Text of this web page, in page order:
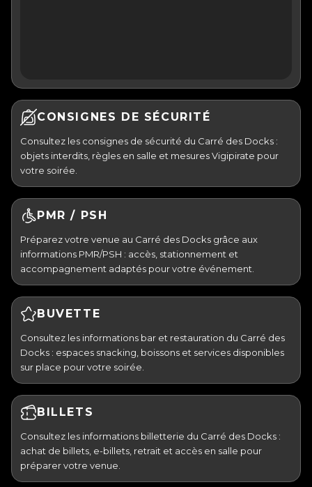
CONSIGNES DE SÉCURITÉ
Consultez les consignes de sécurité du Carré des Docks :
objets interdits, règles en salle et mesures Vigipirate pour
votre soirée.
PMR / PSH
Préparez votre venue au Carré des Docks grâce aux
informations PMR/PSH : accès, stationnement et
accompagnement adaptés pour votre événement.
BUVETTE
Consultez les informations bar et restauration du Carré des
Docks : espaces snacking, boissons et services disponibles
sur place pour votre soirée.
BILLETS
Consultez les informations billetterie du Carré des Docks :
achat de billets, e-billets, retrait et accès en salle pour
préparer votre venue.